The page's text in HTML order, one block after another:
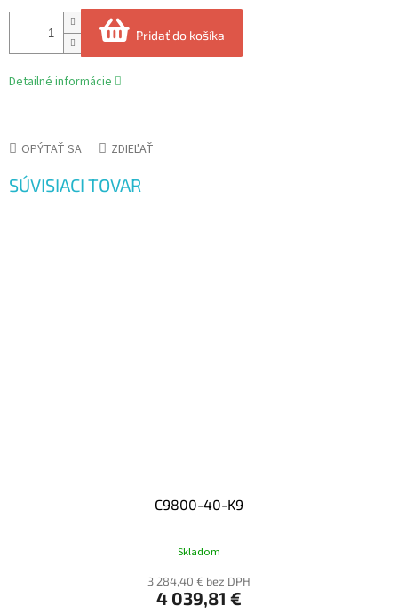
Pridať do košíka
Detailné informácie
OPÝTAŤ SA ZDIEĽAŤ
SÚVISIACI TOVAR
C9800-40-K9
Skladom
3 284,40 € bez DPH
4 039,81 €